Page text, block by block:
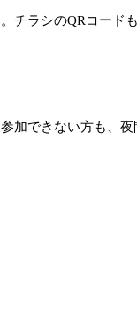
チラシのQRコード
加できない方も、